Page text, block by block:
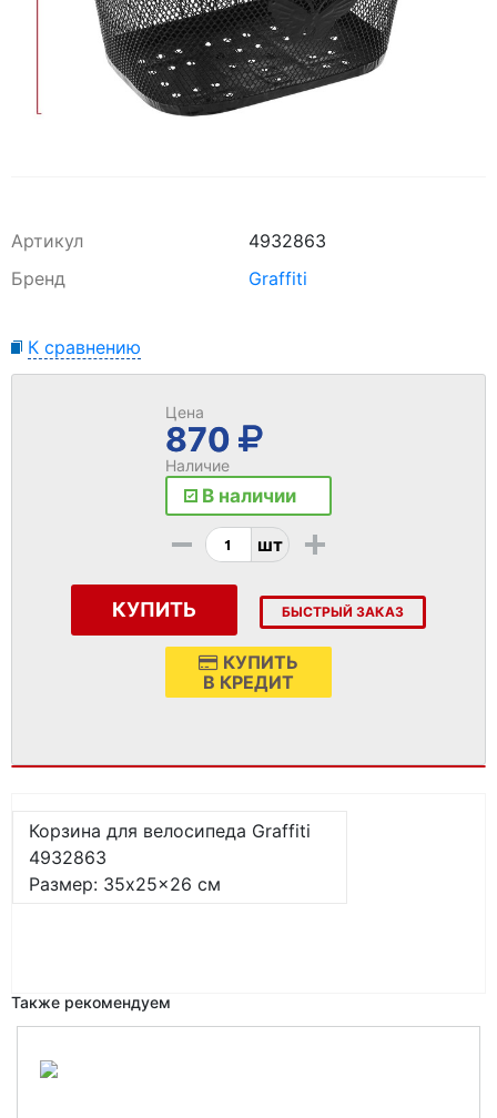
Артикул
4932863
Бренд
Graffiti
К сравнению
Цена
870
Наличие
В наличии
- шт +
КУПИТЬ БЫСТРЫЙ ЗАКАЗ
КУПИТЬ
В КРЕДИТ
Корзина для велосипеда Graffiti
4932863
Размер: 35x25x26 см
Также рекомендуем